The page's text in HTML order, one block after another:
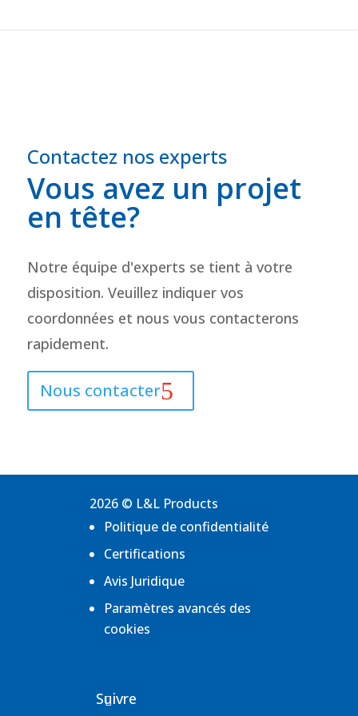
Contactez nos experts
Vous avez un projet
en tête?
Notre équipe d'experts se tient à votre
disposition. Veuillez indiquer vos
coordonnées et nous vous contacterons
rapidement.
Nous contacter
2026 © L&L Products
Politique de confidentialité
Certifications
Avis Juridique
Paramètres avancés des
cookies
Suivre